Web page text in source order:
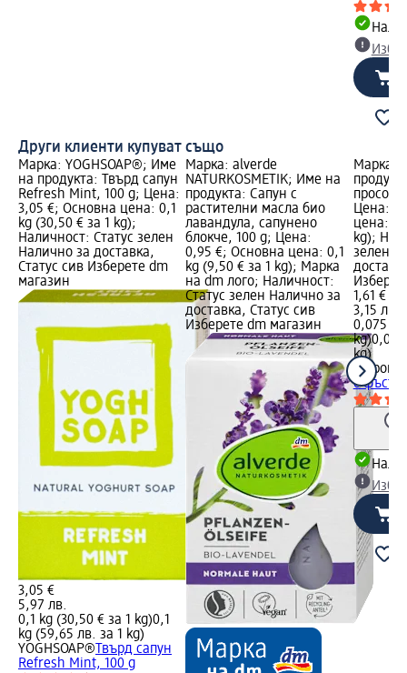
Други клиенти купуват също
Марка: YOGHSOAP®; Име
на продукта: Твърд сапун
Refresh Mint, 100 g; Цена:
3,05 €; Основна цена: 0,1
kg (30,50 € за 1 kg);
Наличност: Статус зелен
Налично за доставка,
Статус сив Изберете dm
магазин
3,05 €
5,97 лв.
0,1 kg (30,50 € за 1 kg)0,1
kg (59,65 лв. за 1 kg)
YOGHSOAP® Твърд сапун
Refresh Mint, 100 g
Марка: alverde
NATURKOSMETIK; Име на
продукта: Сапун с
растителни масла био
лавандула, сапунено
блокче, 100 g; Цена:
0,95 €; Основна цена: 0,1
kg (9,50 € за 1 kg); Марка
на dm лого; Наличност:
Статус зелен Налично за
доставка, Статус сив
Изберете dm магазин
Марка:
просо с
Цена:
цена:
kg);
зелен
1,61 €
3,15 лв.
0,075 kg
kg)0,075
kg)
Biopont
с